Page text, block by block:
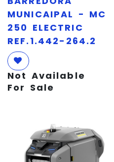
MUNICAIPAL - MC
250 ELECTRIC
REF.1.442-264.2
Not Available
For Sale